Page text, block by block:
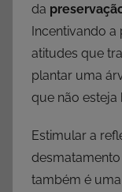
da
Incentivando
atitudes que
plantar uma
que não esteja
Estimular a
também é